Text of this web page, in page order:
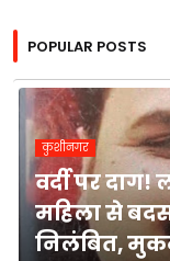
POPULAR POSTS
कुशीनगर
वर्दी पर
महिला से
निलंबित,